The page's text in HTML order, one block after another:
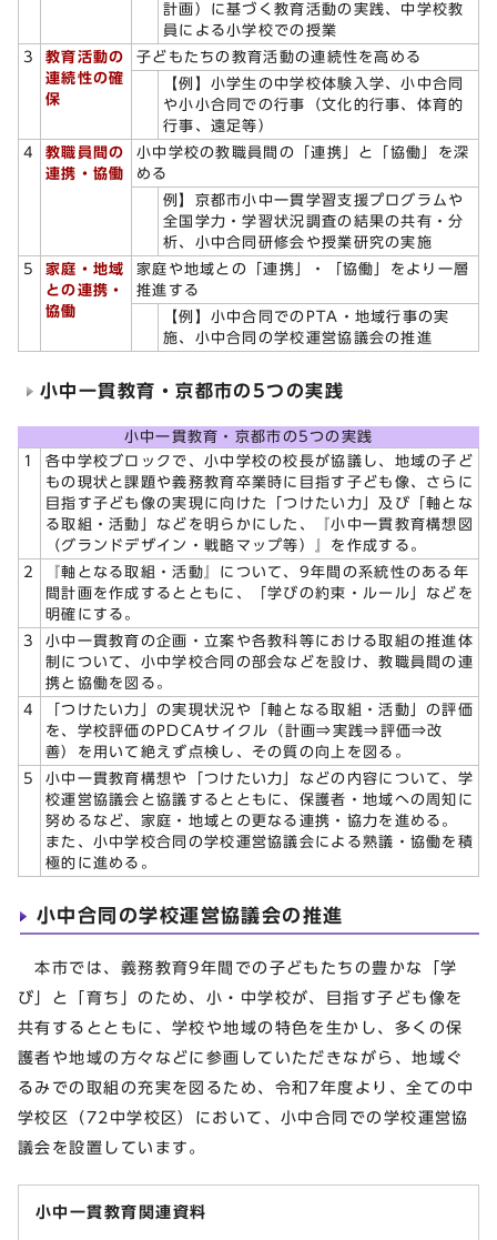
計画）に基づく教育活動の実践、中学校教
員による小学校での授業
3
教育活動の
連続性の確
保
子どもたちの教育活動の連続性を高める
【例】小学生の中学校体験入学、小中合同
や小小合同での行事（文化的行事、体育的
行事、遠足等）
4
教職員間の
連携・協働
小中学校の教職員間の「連携」と「協働」を深
める
例】京都市小中一貫学習支援プログラムや
全国学力・学習状況調査の結果の共有・分
析、小中合同研修会や授業研究の実施
5
家庭・地域
との連携・
協働
家庭や地域との「連携」・「協働」をより一層
推進する
【例】小中合同でのPTA・地域行事の実
施、小中合同の学校運営協議会の推進
小中一貫教育・京都市の5つの実践
小中一貫教育・京都市の5つの実践
1
各中学校ブロックで、小中学校の校長が協議し、地域の子ど
もの現状と課題や義務教育卒業時に目指す子ども像、さらに
目指す子ども像の実現に向けた「つけたい力」及び「軸とな
る取組・活動」などを明らかにした、『小中一貫教育構想図
（グランドデザイン・戦略マップ等）』を作成する。
2
『軸となる取組・活動』について、9年間の系統性のある年
間計画を作成するとともに、「学びの約束・ルール」などを
明確にする。
3
小中一貫教育の企画・立案や各教科等における取組の推進体
制について、小中学校合同の部会などを設け、教職員間の連
携と協働を図る。
4
「つけたい力」の実現状況や「軸となる取組・活動」の評価
を、学校評価のPDCAサイクル（計画⇒実践⇒評価⇒改
善）を用いて絶えず点検し、その質の向上を図る。
5
小中一貫教育構想や「つけたい力」などの内容について、学
校運営協議会と協議するとともに、保護者・地域への周知に
努めるなど、家庭・地域との更なる連携・協力を進める。
また、小中学校合同の学校運営協議会による熟議・協働を積
極的に進める。
小中合同の学校運営協議会の推進
本市では、義務教育9年間での子どもたちの豊かな「学
び」と「育ち」のため、小・中学校が、目指す子ども像を
共有するとともに、学校や地域の特色を生かし、多くの保
護者や地域の方々などに参画していただきながら、地域ぐ
るみでの取組の充実を図るため、令和7年度より、全ての中
学校区（72中学校区）において、小中合同での学校運営協
議会を設置しています。
小中一貫教育関連資料